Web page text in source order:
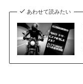
あわせて読みたい